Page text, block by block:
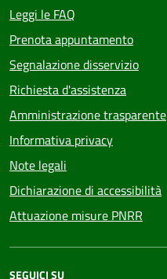
Leggi le FAQ
Prenota appuntamento
Segnalazione disservizio
Richiesta d'assistenza
Amministrazione trasparente
Informativa privacy
Note legali
Dichiarazione di accessibilità
Attuazione misure PNRR
SEGUICI SU